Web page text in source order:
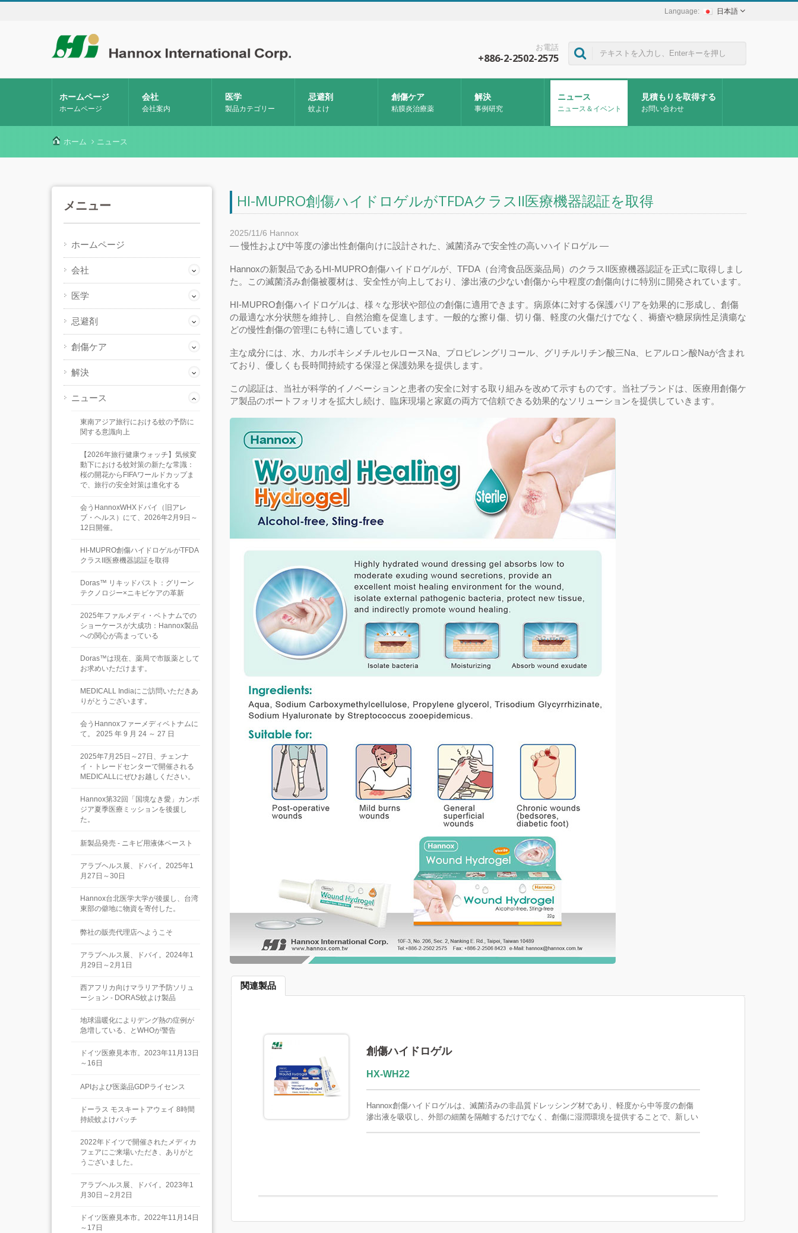
日本語
お電話
+886-2-2502-2575
ホームページ
ホームページ
会社
会社案内
医学
製品カテゴリー
忌避剤
蚊よけ
創傷ケア
粘膜炎治療薬
解決
事例研究
ニュース
ニュース＆イベント
見積もりを取得する
お問い合わせ
ホーム ニュース
メニュー
ホームページ
会社
医学
忌避剤
創傷ケア
解決
ニュース
東南アジア旅行における蚊の予防に
関する意識向上
【2026年旅行健康ウォッチ】気候変
動下における蚊対策の新たな常識：
桜の開花からFIFAワールドカップま
で、旅行の安全対策は進化する
会うHannoxWHXドバイ（旧アレ
ブ・ヘルス）にて、2026年2月9日～
12日開催。
HI-MUPRO創傷ハイドロゲルがTFDA
クラスII医療機器認証を取得
Doras™ リキッドパスト：グリーン
テクノロジー×ニキビケアの革新
2025年ファルメディ・ベトナムでの
ショーケースが大成功：Hannox製品
への関心が高まっている
Doras™は現在、薬局で市販薬として
お求めいただけます。
MEDICALL Indiaにご訪問いただきあ
りがとうございます。
会うHannoxファーメディベトナムに
て。 2025 年 9 月 24 ～ 27 日
2025年7月25日～27日、チェンナ
イ・トレードセンターで開催される
MEDICALLにぜひお越しください。
Hannox第32回「国境なき愛」カンボ
ジア夏季医療ミッションを後援し
た。
新製品発売 - ニキビ用液体ペースト
アラブヘルス展、ドバイ。2025年1
月27日～30日
Hannox台北医学大学が後援し、台湾
東部の僻地に物資を寄付した。
弊社の販売代理店へようこそ
アラブヘルス展、ドバイ。2024年1
月29日～2月1日
西アフリカ向けマラリア予防ソリュ
ーション - DORAS蚊よけ製品
地球温暖化によりデング熱の症例が
急増している、とWHOが警告
ドイツ医療見本市。2023年11月13日
～16日
APIおよび医薬品GDPライセンス
ドーラス モスキートアウェイ 8時間
持続蚊よけパッチ
2022年ドイツで開催されたメディカ
フェアにご来場いただき、ありがと
うございました。
アラブヘルス展、ドバイ。2023年1
月30日～2月2日
ドイツ医療見本市。2022年11月14日
～17日
HI-MUPRO創傷ハイドロゲルがTFDAクラスII医療機器認証を取得
2025/11/6 Hannox
— 慢性および中等度の滲出性創傷向けに設計された、滅菌済みで安全性の高いハイドロゲル —
Hannoxの新製品であるHI-MUPRO創傷ハイドロゲルが、TFDA（台湾食品医薬品局）のクラスII医療機器認証を正式に取得しまし
た。この滅菌済み創傷被覆材は、安全性が向上しており、滲出液の少ない創傷から中程度の創傷向けに特別に開発されています。
HI-MUPRO創傷ハイドロゲルは、様々な形状や部位の創傷に適用できます。病原体に対する保護バリアを効果的に形成し、創傷
の最適な水分状態を維持し、自然治癒を促進します。一般的な擦り傷、切り傷、軽度の火傷だけでなく、褥瘡や糖尿病性足潰瘍な
どの慢性創傷の管理にも特に適しています。
主な成分には、水、カルボキシメチルセルロースNa、プロピレングリコール、グリチルリチン酸三Na、ヒアルロン酸Naが含まれ
ており、優しくも長時間持続する保湿と保護効果を提供します。
この認証は、当社が科学的イノベーションと患者の安全に対する取り組みを改めて示すものです。当社ブランドは、医療用創傷ケ
ア製品のポートフォリオを拡大し続け、臨床現場と家庭の両方で信頼できる効果的なソリューションを提供していきます。
関連製品
創傷ハイドロゲル
HX-WH22
Hannox創傷ハイドロゲルは、滅菌済みの非晶質ドレッシング材であり、軽度から中等度の創傷
滲出液を吸収し、外部の細菌を隔離するだけでなく、創傷に湿潤環境を提供することで、新しい